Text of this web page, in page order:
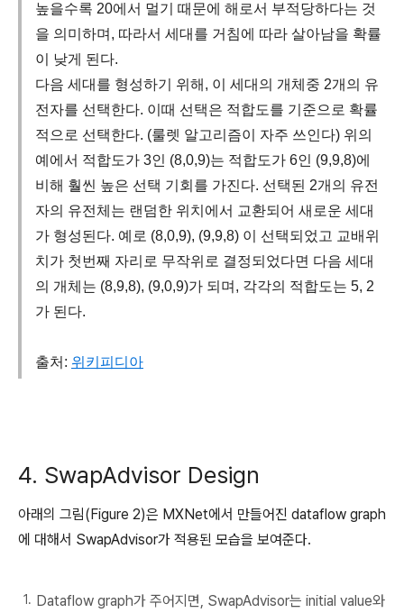
높을수록 20에서 멀기 때문에 해로서 부적당하다는 것
을 의미하며, 따라서 세대를 거침에 따라 살아남을 확률
이 낮게 된다.
다음 세대를 형성하기 위해, 이 세대의 개체중 2개의 유
전자를 선택한다. 이때 선택은 적합도를 기준으로 확률
적으로 선택한다. (룰렛 알고리즘이 자주 쓰인다) 위의
예에서 적합도가 3인 (8,0,9)는 적합도가 6인 (9,9,8)에
비해 훨씬 높은 선택 기회를 가진다. 선택된 2개의 유전
자의 유전체는 랜덤한 위치에서 교환되어 새로운 세대
가 형성된다. 예로 (8,0,9), (9,9,8) 이 선택되었고 교배위
치가 첫번째 자리로 무작위로 결정되었다면 다음 세대
의 개체는 (8,9,8), (9,0,9)가 되며, 각각의 적합도는 5, 2
가 된다.
출처: 위키피디아
4. SwapAdvisor Design
아래의 그림(Figure 2)은 MXNet에서 만들어진 dataflow graph
에 대해서 SwapAdvisor가 적용된 모습을 보여준다.
Dataflow graph가 주어지면, SwapAdvisor는 initial value와